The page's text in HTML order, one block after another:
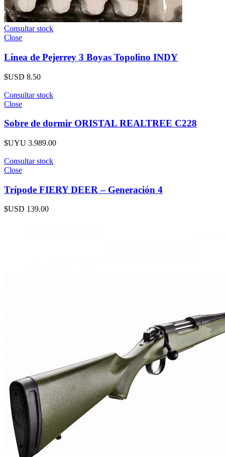
Consultar stock
Close
Línea de Pejerrey 3 Boyas Topolino INDY
$USD 8.50
Consultar stock
Close
Sobre de dormir ORISTAL REALTREE C228
$UYU 3.989.00
Consultar stock
Close
Trípode FIERY DEER – Generación 4
$USD 139.00